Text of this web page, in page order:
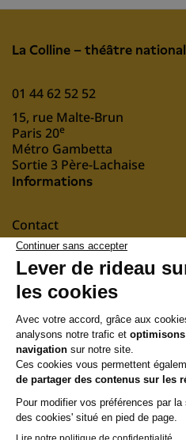
La Colline – théâtre national
01 44 62 52 52
15, rue Malte-Brun
Paris 20e
Métro Gambetta
Sortie 3 Père-Lachaise
Informations
Contact
Mentions légales
nous soutenir
Suivez-nous
Newsletter
Recevez notre actualité et